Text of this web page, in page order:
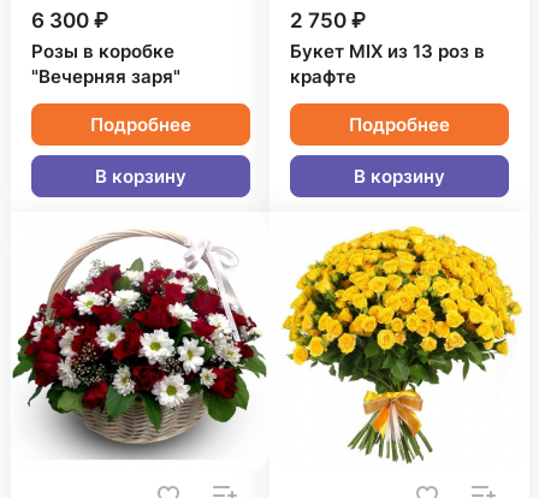
6 300 ₽
Розы в коробке
"Вечерняя заря"
Подробнее
В корзину
2 750 ₽
Букет MIX из 13 роз в
крафте
Подробнее
В корзину